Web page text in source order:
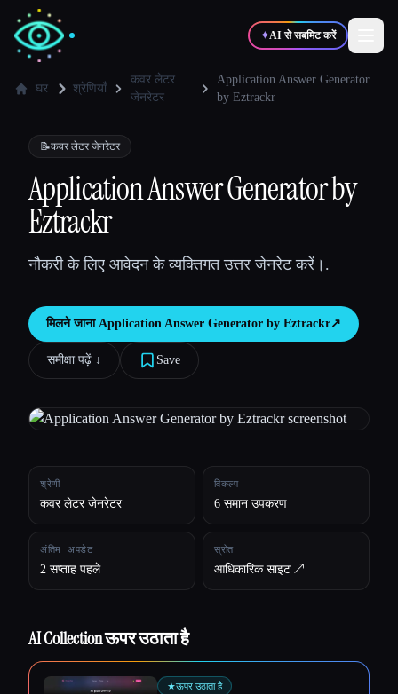
✦AI से सबमिट करें
💻डेवलपर्स 📈मार्केटर्स
🎓 विद्यार्थी क्रिएटर्स
ब्लॉग
सभी श्रेणियाँ
घर श्रेणियाँ
कवर लेटर
जेनरेटर
Application Answer Generator
by Eztrackr
📝कवर लेटर जेनरेटर
Application Answer Generator by
Eztrackr
नौकरी के लिए आवेदन के व्यक्तिगत उत्तर जेनरेट करें।.
मिलने जाना Application Answer Generator by Eztrackr↗︎
समीक्षा पढ़ें ↓︎ Save
श्रेणी
कवर लेटर जेनरेटर
विकल्प
6 समान उपकरण
अंतिम अपडेट
2 सप्ताह पहले
स्रोत
आधिकारिक साइट ↗︎
AI Collection ऊपर उठाता है
★ऊपर उठाता है